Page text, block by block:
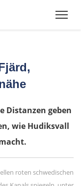
Distanzen geben
wie Hudiksvall